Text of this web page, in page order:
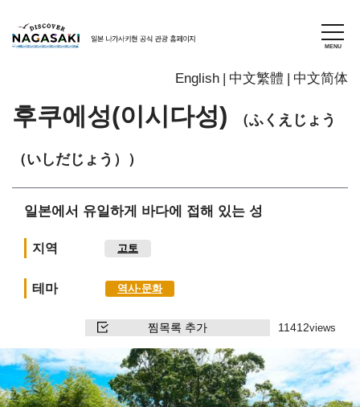
English 中文繁體 中文简体
후쿠에성(이시다성) （ふくえじょう
（いしだじょう））
일본에서 유일하게 바다에 접해 있는 성
지역 고토
테마 역사∙문화
찜목록 추가 11412views